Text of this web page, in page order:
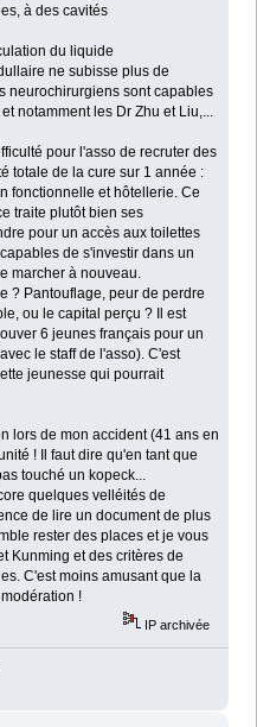
à des cavités
du liquide
ne subisse plus de
neurochirurgiens sont capables
notamment les Dr Zhu et Liu,...
pour l'asso de recruter des
totale de la cure sur 1 année :
fonctionnelle et hôtellerie. Ce
traite plutôt bien ses
pour un accès aux toilettes
de s'investir dans un
marcher à nouveau.
? Pantouflage, peur de perdre
ou le capital perçu ? Il est
6 jeunes français pour un
le staff de l'asso). C'est
jeunesse qui pourrait
lors de mon accident (41 ans en
! Il faut dire qu'en tant que
touché un kopeck...
quelques velléités de
de lire un document de plus
rester des places et je vous
Kunming et des critères de
C'est moins amusant que la
!
IP archivée